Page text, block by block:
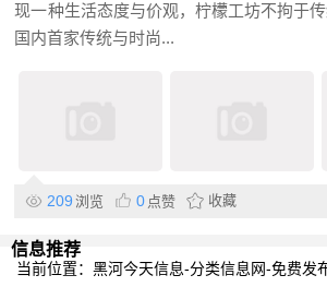
现一种生活态度与价观，柠檬工坊不拘于
国内首家传统与时尚...
209 浏览 0 点赞 收藏
信息推荐
当前位置： 黑河今天信息-分类信息网-免费发